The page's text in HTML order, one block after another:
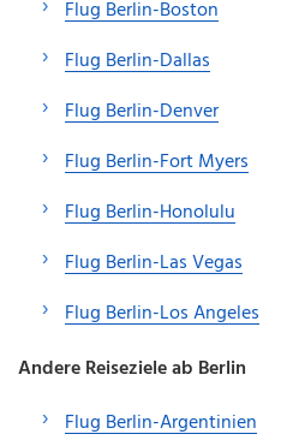
Flug Berlin-Boston
Flug Berlin-Dallas
Flug Berlin-Denver
Flug Berlin-Fort Myers
Flug Berlin-Honolulu
Flug Berlin-Las Vegas
Flug Berlin-Los Angeles
Andere Reiseziele ab Berlin
Flug Berlin-Argentinien